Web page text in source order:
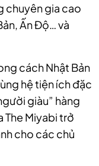
chuyên gia cao
Ấn Độ… và
cách Nhật Bản
hệ tiện ích đặc
giàu” hàng
The Miyabi trở
cho các chủ